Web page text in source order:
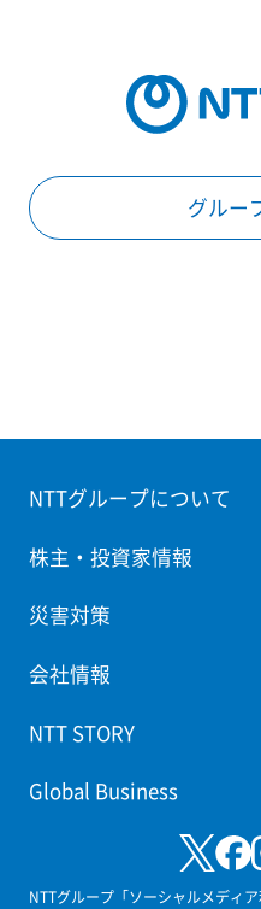
グルー
NTTグループについて
株主・投資家情報
災害対策
会社情報
NTT STORY
Global Business
NTTグループ「ソーシャルメディ